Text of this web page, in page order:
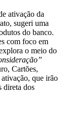
ativação da
sugeri uma
do banco.
com foco em
o meio do
Cartões,
que irão
direta dos